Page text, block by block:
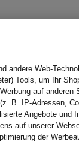
andere Web-
Tools, um Ihr
auf anderen
B. IP-Adressen,
Angebote und
auf unserer
der